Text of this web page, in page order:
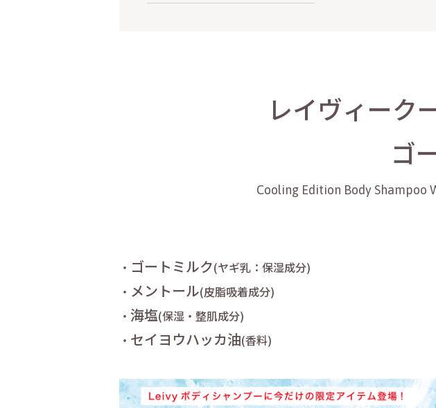
レイヴィーク
ゴ
Cooling Edition Body Shampoo
・ ゴートミルク(ヤギ乳：保湿成分)
・ メントール(皮脂吸着成分)
・ 海塩(保湿・整肌成分)
・ セイヨウハッカ油(香料)